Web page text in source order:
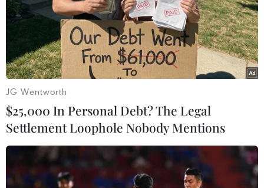
JG Wentworth
$25,000 In Personal Debt? The Legal
Settlement Loophole Nobody Mentions